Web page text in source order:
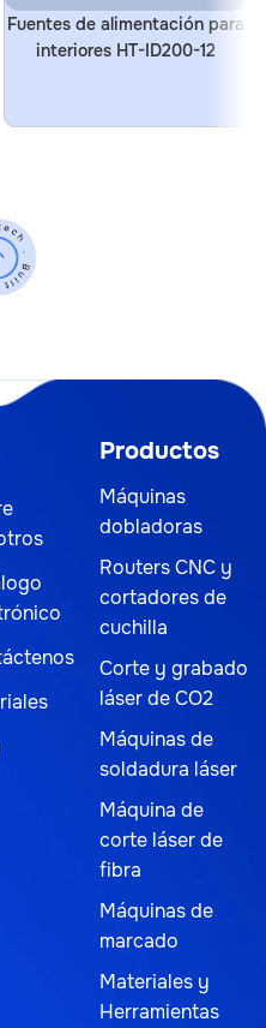
Fuentes de alimentación para
interiores HT-ID200-12
Productos
Máquinas
dobladoras
Routers CNC y
cortadores de
cuchilla
Corte y grabado
láser de CO2
Máquinas de
soldadura láser
Máquina de
corte láser de
fibra
Máquinas de
marcado
Materiales y
Herramientas